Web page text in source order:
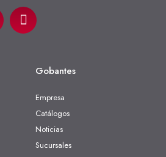
Gobantes
Empresa
Catálogos
Noticias
Sucursales